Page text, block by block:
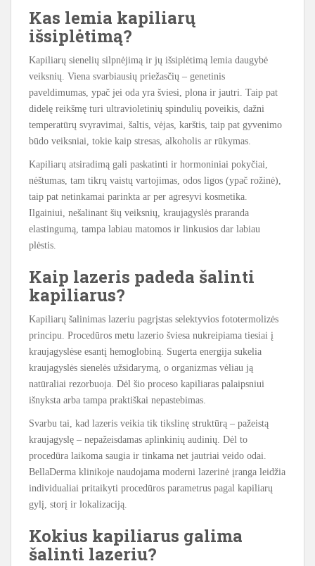
Kas lemia kapiliarų
išsiplėtimą?
Kapiliarų sienelių silpnėjimą ir jų išsiplėtimą lemia daugybė
veiksnių. Viena svarbiausių priežasčių – genetinis
paveldimumas, ypač jei oda yra šviesi, plona ir jautri. Taip pat
didelę reikšmę turi ultravioletinių spindulių poveikis, dažni
temperatūrų svyravimai, šaltis, vėjas, karštis, taip pat gyvenimo
būdo veiksniai, tokie kaip stresas, alkoholis ar rūkymas.
Kapiliarų atsiradimą gali paskatinti ir hormoniniai pokyčiai,
nėštumas, tam tikrų vaistų vartojimas, odos ligos (ypač rožinė),
taip pat netinkamai parinkta ar per agresyvi kosmetika.
Ilgainiui, nešalinant šių veiksnių, kraujagyslės praranda
elastingumą, tampa labiau matomos ir linkusios dar labiau
plėstis.
Kaip lazeris padeda šalinti
kapiliarus?
Kapiliarų šalinimas lazeriu pagrįstas selektyvios fototermolizės
principu. Procedūros metu lazerio šviesa nukreipiama tiesiai į
kraujagyslėse esantį hemoglobiną. Sugerta energija sukelia
kraujagyslės sienelės užsidarymą, o organizmas vėliau ją
natūraliai rezorbuoja. Dėl šio proceso kapiliaras palaipsniui
išnyksta arba tampa praktiškai nepastebimas.
Svarbu tai, kad lazeris veikia tik tikslinę struktūrą – pažeistą
kraujagyslę – nepažeisdamas aplinkinių audinių. Dėl to
procedūra laikoma saugia ir tinkama net jautriai veido odai.
BellaDerma klinikoje naudojama moderni lazerinė įranga leidžia
individualiai pritaikyti procedūros parametrus pagal kapiliarų
gylį, storį ir lokalizaciją.
Kokius kapiliarus galima
šalinti lazeriu?